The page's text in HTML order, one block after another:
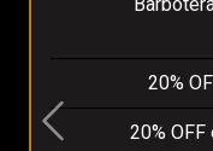
20%
20%
«